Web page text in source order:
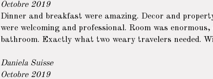
Octobre 2019
Dinner and breakfast were amazing. Decor and
were welcoming and professional. Room was
bathroom. Exactly what two weary travelers needed.
Daniela Suisse
Octobre 2019